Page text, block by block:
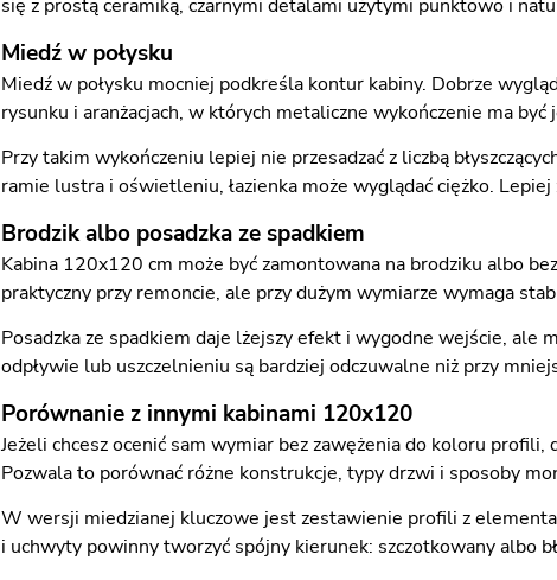
się z prostą ceramiką, czarnymi detalami użytymi punktowo i
Miedź w połysku
Miedź w połysku mocniej podkreśla kontur kabiny. Dobrze
rysunku i aranżacjach, w których metaliczne wykończenie ma
Przy takim wykończeniu lepiej nie przesadzać z liczbą
ramie lustra i oświetleniu, łazienka może wyglądać ciężko.
Brodzik albo posadzka ze spadkiem
Kabina 120x120 cm może być zamontowana na brodziku albo
praktyczny przy remoncie, ale przy dużym wymiarze wymaga
Posadzka ze spadkiem daje lżejszy efekt i wygodne wejście, ale
odpływie lub uszczelnieniu są bardziej odczuwalne niż przy
Porównanie z innymi kabinami 120x120
Jeżeli chcesz ocenić sam wymiar bez zawężenia do koloru
Pozwala to porównać różne konstrukcje, typy drzwi i sposoby
W wersji miedzianej kluczowe jest zestawienie profili z
i uchwyty powinny tworzyć spójny kierunek: szczotkowany albo